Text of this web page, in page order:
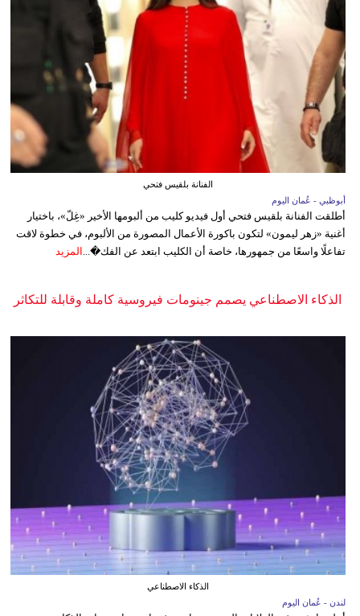
الفنانة بلقيس فتحي
أبوظبي - عُمان اليوم
أطلقت الفنانة بلقيس فتحي أول فيديو كليب من ألبومها الأخير «غِلّ»، باختيار
أغنية «زهر ليمون» لتكون باكورة الأعمال المصورة من الألبوم، في خطوة لاقت
تفاعلًا واسعًا من جمهورها، خاصة أن الكليب ابتعد عن الفك�... المزيد
الذكاء الاصطناعي يصمم جينومات فيروسية كاملة وقابلة للتكاثر
الذكاء الاصطناعي
لندن - عُمان اليوم